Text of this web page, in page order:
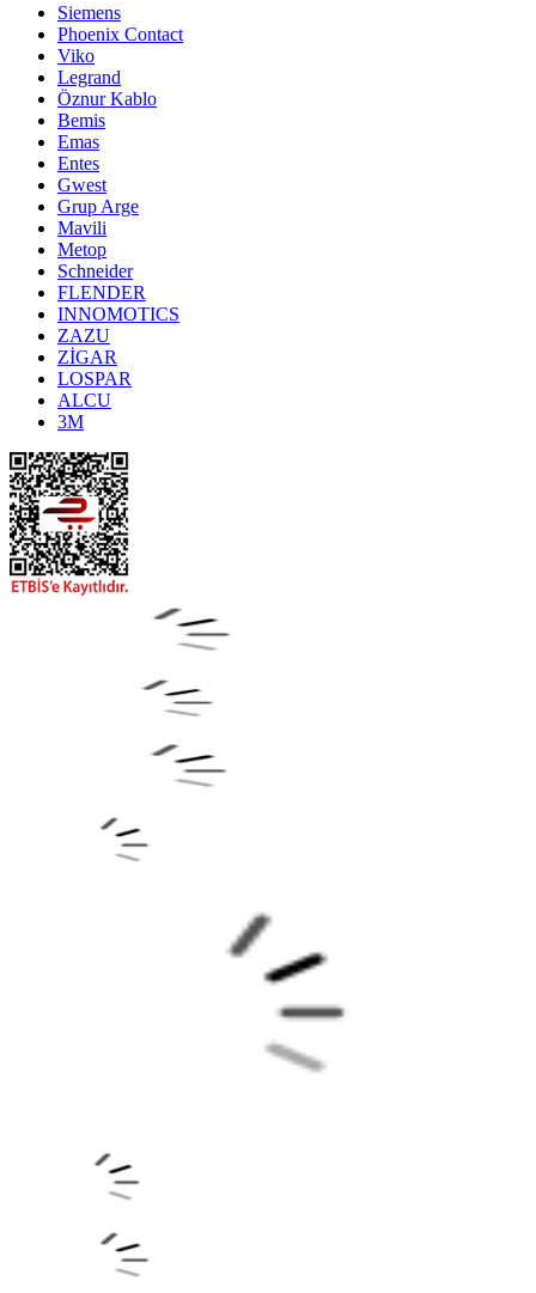
Siemens
Phoenix Contact
Viko
Legrand
Öznur Kablo
Bemis
Emas
Entes
Gwest
Grup Arge
Mavili
Metop
Schneider
FLENDER
INNOMOTICS
ZAZU
ZİGAR
LOSPAR
ALCU
3M